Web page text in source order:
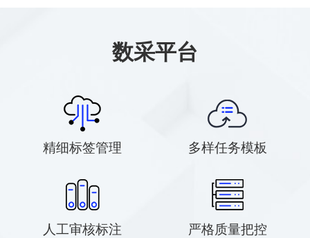
数采平台
精细标签管理 多样任务模板
人工审核标注 严格质量把控